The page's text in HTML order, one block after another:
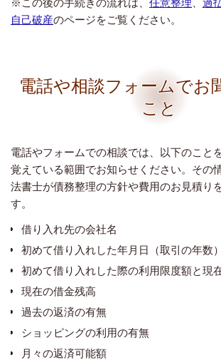
自己破産のページをご覧ください。
電話や相談フォームでお
こと
電話やフォームでの相談では、以下のこと
覚えている範囲でお知らせください。その
法書士が債務整理の方針や費用のお見積り
す。
借り入れ先の会社名
初めて借り入れした年月日（取引の年数）
初めて借り入れした際の利用限度額と現
現在の借金残高
過去の返済の有無
ショッピングの利用の有無
月々の返済可能額